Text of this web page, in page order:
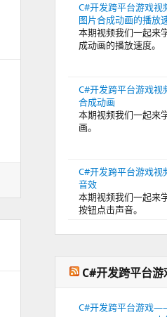
C#开发跨平台游戏
图片合成动画的播放
本期视频我们一起来
成动画的播放速度。
C#开发跨平台游戏
合成动画
本期视频我们一起来
画。
C#开发跨平台游戏
音效
本期视频我们一起来
按钮点击声音。
C#开发跨平台游
C#开发跨平台游戏